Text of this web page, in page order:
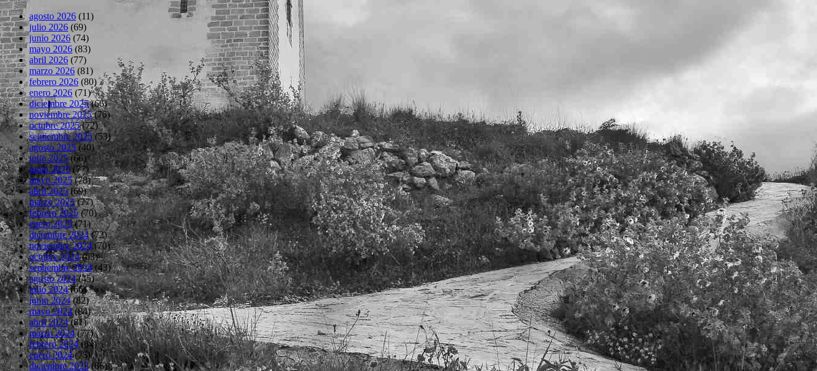
agosto 2026 (11)
julio 2026 (69)
junio 2026 (74)
mayo 2026 (83)
abril 2026 (77)
marzo 2026 (81)
febrero 2026 (80)
enero 2026 (71)
diciembre 2025(66)
noviembre 2025(76)
octubre 2025(72)
septiembre 2025 (53)
agosto 2025(40)
julio 2025(66)
junio 2025(77)
mayo 2025(78)
abril 2025(69)
marzo 2025(77)
febrero 2025(70)
enero 2025(71)
diciembre 2024(72)
noviembre 2024(70)
octubre 2024(63)
septiembre 2024(43)
agosto 2024(45)
julio 2024(66)
junio 2024(82)
mayo 2024(84)
abril 2024(81)
marzo 2024(77)
febrero 2024(84)
enero 2024(75)
diciembre 2023(66)